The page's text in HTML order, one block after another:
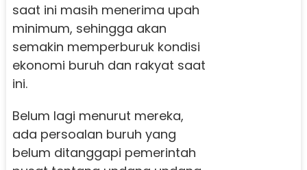
saat ini masih menerima upah
minimum, sehingga akan
semakin memperburuk kondisi
ekonomi buruh dan rakyat saat
ini.
Belum lagi menurut mereka,
ada persoalan buruh yang
belum ditanggapi pemerintah